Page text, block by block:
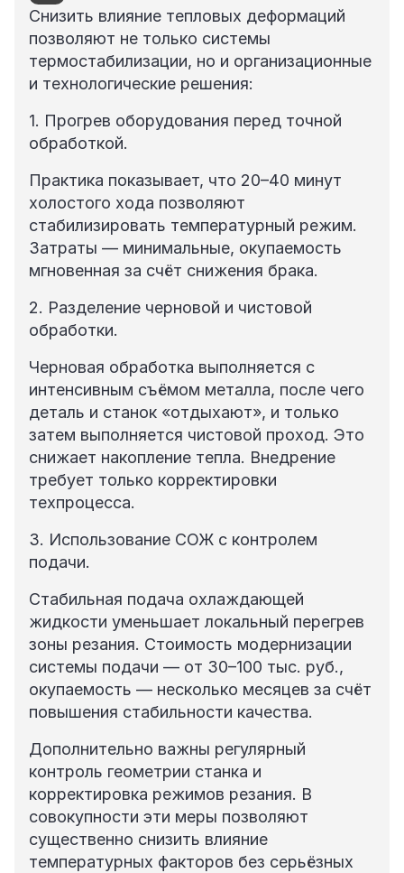
Снизить влияние тепловых деформаций
позволяют не только системы
термостабилизации, но и организационные
и технологические решения:
1. Прогрев оборудования перед точной
обработкой.
Практика показывает, что 20–40 минут
холостого хода позволяют
стабилизировать температурный режим.
Затраты — минимальные, окупаемость
мгновенная за счёт снижения брака.
2. Разделение черновой и чистовой
обработки.
Черновая обработка выполняется с
интенсивным съёмом металла, после чего
деталь и станок «отдыхают», и только
затем выполняется чистовой проход. Это
снижает накопление тепла. Внедрение
требует только корректировки
техпроцесса.
3. Использование СОЖ с контролем
подачи.
Стабильная подача охлаждающей
жидкости уменьшает локальный перегрев
зоны резания. Стоимость модернизации
системы подачи — от 30–100 тыс. руб.,
окупаемость — несколько месяцев за счёт
повышения стабильности качества.
Дополнительно важны регулярный
контроль геометрии станка и
корректировка режимов резания. В
совокупности эти меры позволяют
существенно снизить влияние
температурных факторов без серьёзных